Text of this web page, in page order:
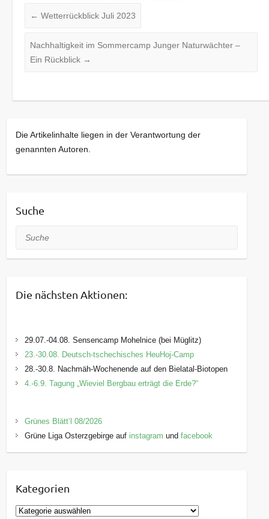
← Wetterrückblick Juli 2023
Nachhaltigkeit im Sommercamp Junger Naturwächter –
Ein Rückblick →
Die Artikelinhalte liegen in der Verantwortung der
genannten Autoren.
Suche
Suche
Die nächsten Aktionen:
29.07.-04.08. Sensencamp Mohelnice (bei Müglitz)
23.-30.08. Deutsch-tschechisches HeuHoj-Camp
28.-30.8. Nachmäh-Wochenende auf den Bielatal-Biotopen
4.-6.9. Tagung „Wieviel Bergbau erträgt die Erde?“
Grünes Blätt’l 08/2026
Grüne Liga Osterzgebirge auf instagram undfacebook
Kategorien
K